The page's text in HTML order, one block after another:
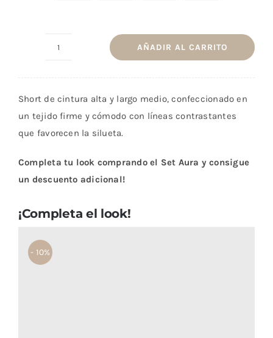
Noche
cantidad
AÑADIR AL CARRITO
Short de cintura alta y largo medio, confeccionado en
un tejido firme y cómodo con líneas contrastantes
que favorecen la silueta.
Completa tu look comprando el Set Aura y consigue
un descuento adicional!
¡Completa el look!
- 10%